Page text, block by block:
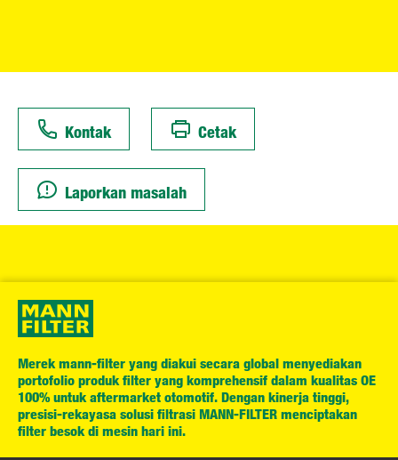
Kontak Cetak
Laporkan masalah
Merek mann-filter yang diakui secara global menyediakan
portofolio produk filter yang komprehensif dalam kualitas OE
100% untuk aftermarket otomotif. Dengan kinerja tinggi,
presisi-rekayasa solusi filtrasi MANN-FILTER menciptakan
filter besok di mesin hari ini.